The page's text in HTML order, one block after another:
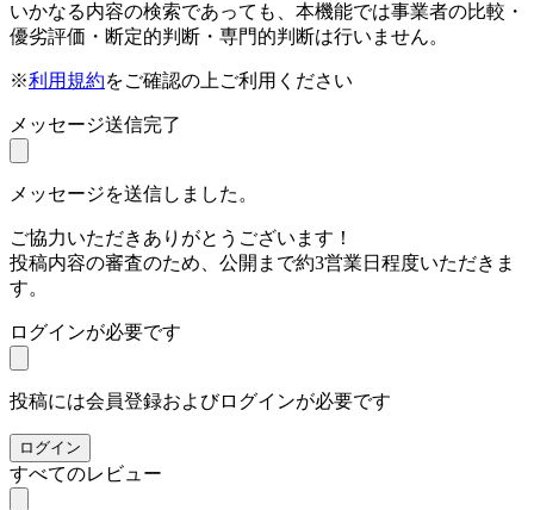
いかなる内容の検索であっても、本機能では事業者の比較・
優劣評価・断定的判断・専門的判断は行いません。
※利用規約をご確認の上ご利用ください
メッセージ送信完了
メッセージを送信しました。
ご協力いただきありがとうございます！
投稿内容の審査のため、公開まで約3営業日程度いただきま
す。
ログインが必要です
投稿には会員登録およびログインが必要です
ログイン
すべてのレビュー